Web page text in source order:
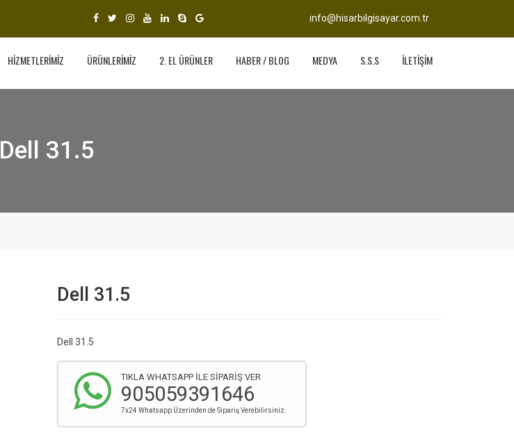
info@hisarbilgisayar.com.tr
HİZMETLERİMİZ ÜRÜNLERİMİZ 2. EL ÜRÜNLER HABER / BLOG MEDYA S.S.S İLETİŞİM
Dell 31.5
Dell 31.5
Dell 31.5
TIKLA WHATSAPP İLE SİPARİŞ VER
905059391646
7x24 Whatsapp Üzerinden de Sipariş Verebilirsiniz.